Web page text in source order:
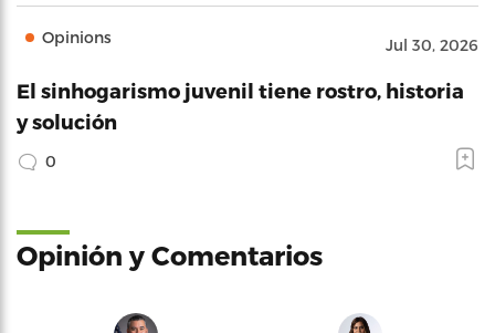
Opinions Jul 30, 2026
El sinhogarismo juvenil tiene rostro, historia
y solución
0
Opinión y Comentarios